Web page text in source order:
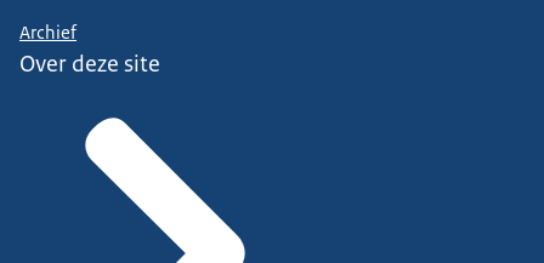
Archief
Over deze site